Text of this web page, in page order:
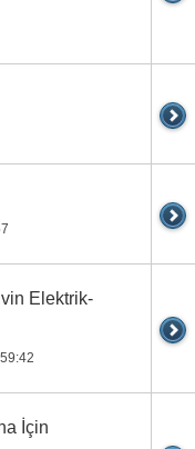
Elektrik-
İçin